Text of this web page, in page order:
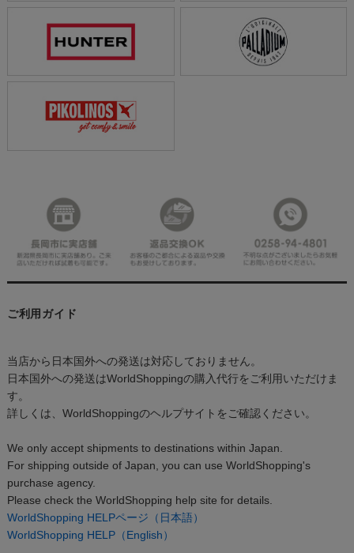
ご利用ガイド
当店から日本国外への発送は対応しておりません。
日本国外への発送はWorldShoppingの購入代行をご利用いただけま
す。
詳しくは、WorldShoppingのヘルプサイトをご確認ください。
We only accept shipments to destinations within Japan.
For shipping outside of Japan, you can use WorldShopping's
purchase agency.
Please check the WorldShopping help site for details.
WorldShopping HELPページ（日本語）
WorldShopping HELP（English）